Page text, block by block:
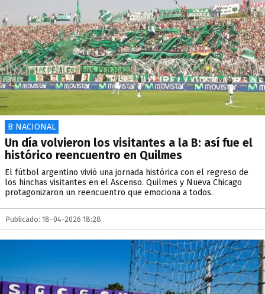
B NACIONAL
Un día volvieron los visitantes a la B: así fue el
histórico reencuentro en Quilmes
El fútbol argentino vivió una jornada histórica con el regreso de
los hinchas visitantes en el Ascenso. Quilmes y Nueva Chicago
protagonizaron un reencuentro que emociona a todos.
Publicado: 18-04-2026 18:28